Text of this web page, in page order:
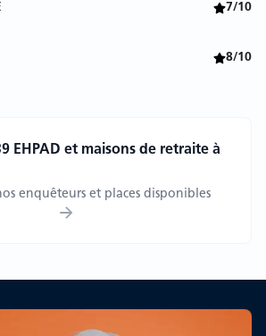
7/10
8/10
EHPAD et maisons de retraite à
enquêteurs et places disponibles